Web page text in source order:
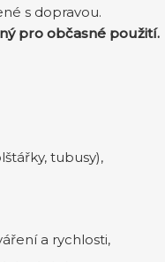
s dopravou.
pro občasné použití.
tubusy),
a rychlosti,